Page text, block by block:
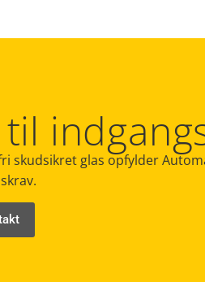
glas opfylder